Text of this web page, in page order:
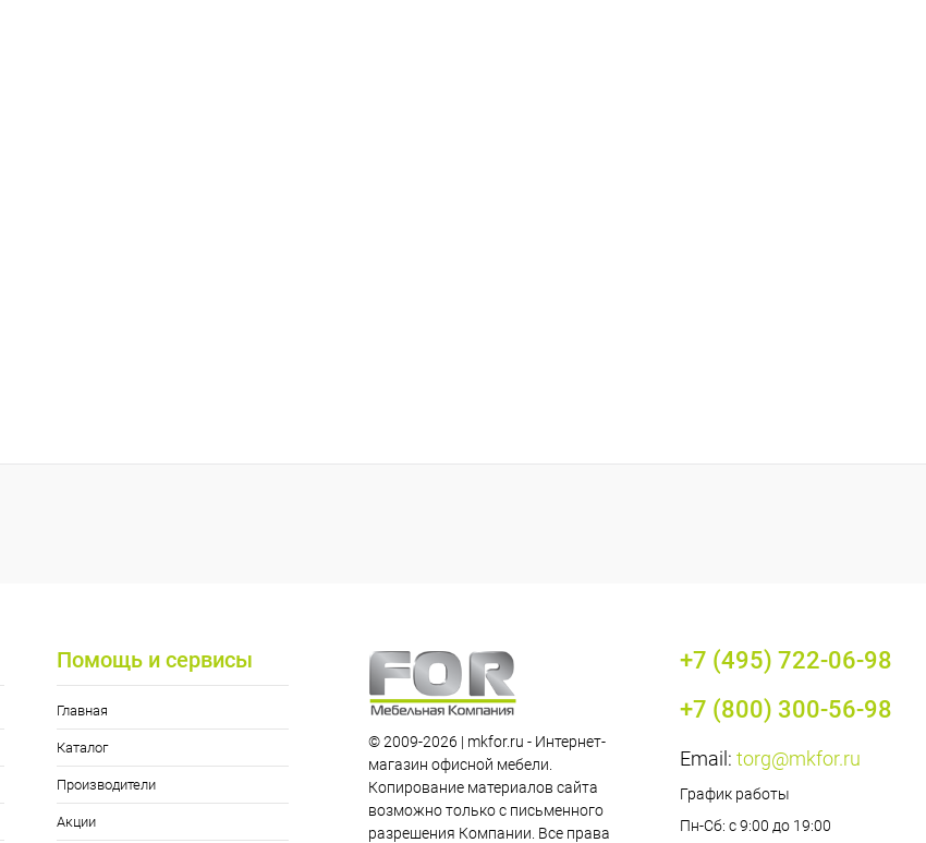
Помощь и сервисы
Главная
Каталог
Производители
Акции
© 2009-2026 | mkfor.ru - Интернет-
магазин офисной мебели.
Копирование материалов сайта
возможно только с письменного
разрешения Компании. Все права
+7 (495) 722-06-98
+7 (800) 300-56-98
Email: torg@mkfor.ru
График работы
Пн-Сб: с 9:00 до 19:00